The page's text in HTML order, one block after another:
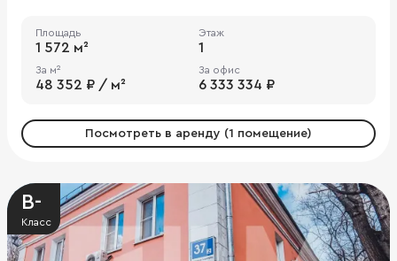
Площадь
1 572 м²
Этаж
1
За м²
48 352 ₽ / м²
За офис
6 333 334 ₽
Посмотреть в аренду (1 помещение)
B-
Класс